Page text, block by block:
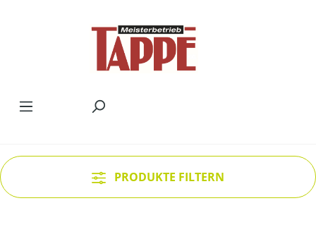
PRODUKTE FILTERN